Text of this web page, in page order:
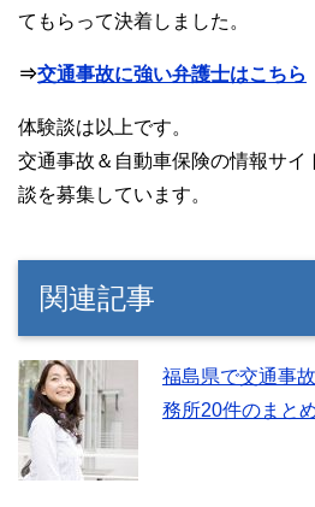
てもらって決着しました。
⇒交通事故に強い弁護士はこちら
体験談は以上です。
交通事故＆自動車保険の情報サイ
談を募集しています。
関連記事
福島県で交通事
務所20件のまと